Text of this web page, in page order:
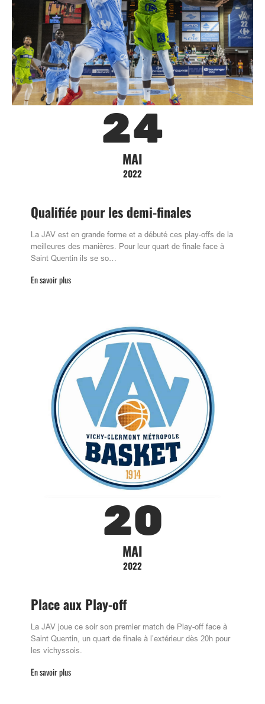
24
MAI
2022
Qualifiée pour les demi-finales
La JAV est en grande forme et a débuté ces play-offs de la
meilleures des manières. Pour leur quart de finale face à
Saint Quentin ils se so…
En savoir plus
20
MAI
2022
Place aux Play-off
La JAV joue ce soir son premier match de Play-off face à
Saint Quentin, un quart de finale à l’extérieur dès 20h pour
les vichyssois.
En savoir plus